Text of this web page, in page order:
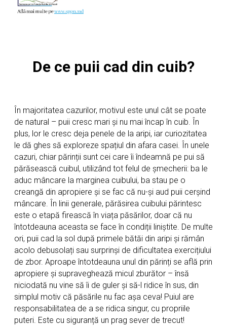
De ce puii cad din cuib?
În majoritatea cazurilor, motivul este unul cât se poate
de natural – puii cresc mari și nu mai încap în cuib. În
plus, lor le cresc deja penele de la aripi, iar curiozitatea
le dă ghes să exploreze spațiul din afara casei. În unele
cazuri, chiar părinții sunt cei care îi îndeamnă pe pui să
părăsească cuibul, utilizând tot felul de șmecherii: ba le
aduc mâncare la marginea cuibului, ba stau pe o
creangă din apropiere și se fac că nu-și aud puii cerșind
mâncare. În linii generale, părăsirea cuibului părintesc
este o etapă firească în viața păsărilor, doar că nu
întotdeauna aceasta se face în condiții liniștite. De multe
ori, puii cad la sol după primele bătăi din aripi și rămân
acolo debusolați sau surprinși de dificultatea exercițiului
de zbor. Aproape întotdeauna unul din părinți se află prin
apropiere și supraveghează micul zburător – însă
niciodată nu vine să îi de guler și să-l ridice în sus, din
simplul motiv că păsările nu fac așa ceva! Puiul are
responsabilitatea de a se ridica singur, cu propriile
puteri. Este cu siguranță un prag sever de trecut!